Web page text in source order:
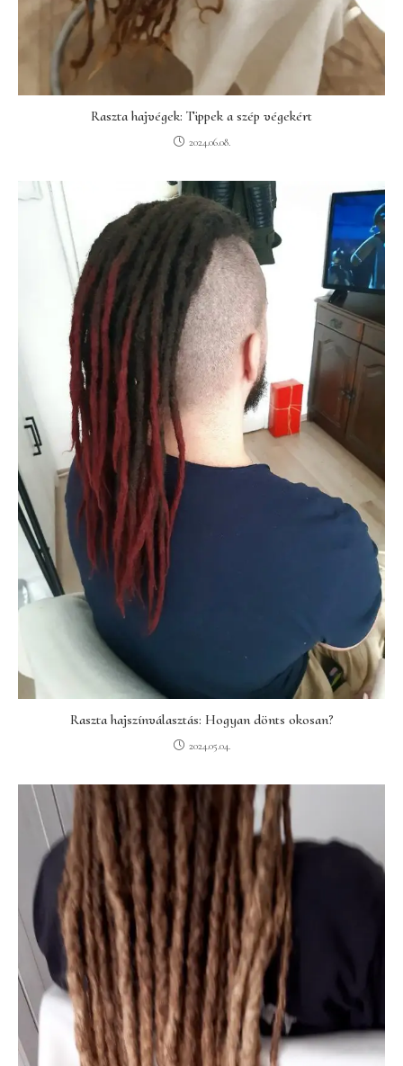
Raszta hajvégek: Tippek a szép végekért
2024.06.08.
Raszta hajszínválasztás: Hogyan dönts okosan?
2024.05.04.